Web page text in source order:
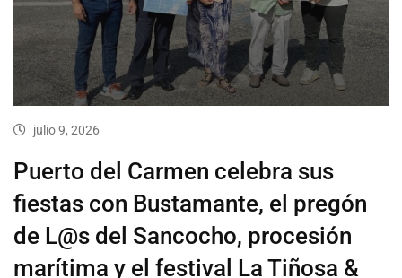
julio 9, 2026
Puerto del Carmen celebra sus
fiestas con Bustamante, el pregón
de L@s del Sancocho, procesión
marítima y el festival La Tiñosa &